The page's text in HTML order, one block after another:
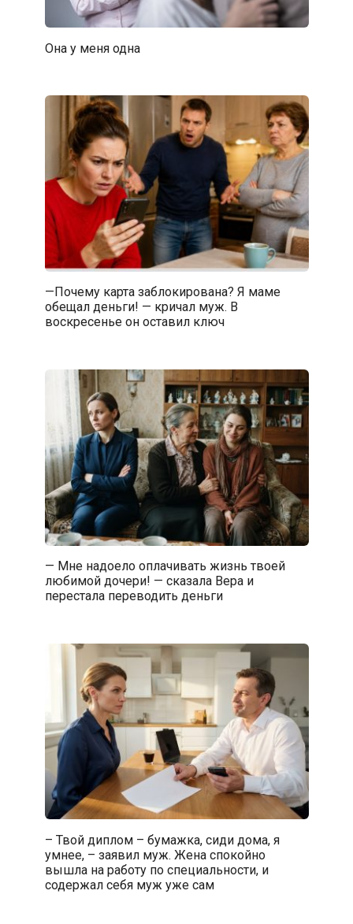
Она у меня одна
—Почему карта заблокирована? Я маме
обещал деньги! — кричал муж. В
воскресенье он оставил ключ
— Мне надоело оплачивать жизнь твоей
любимой дочери! — сказала Вера и
перестала переводить деньги
– Твой диплом – бумажка, сиди дома, я
умнее, – заявил муж. Жена спокойно
вышла на работу по специальности, и
содержал себя муж уже сам